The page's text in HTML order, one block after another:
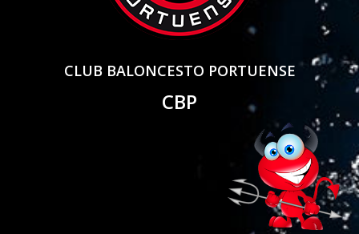
CLUB BALONCESTO PORTUENSE
CBP